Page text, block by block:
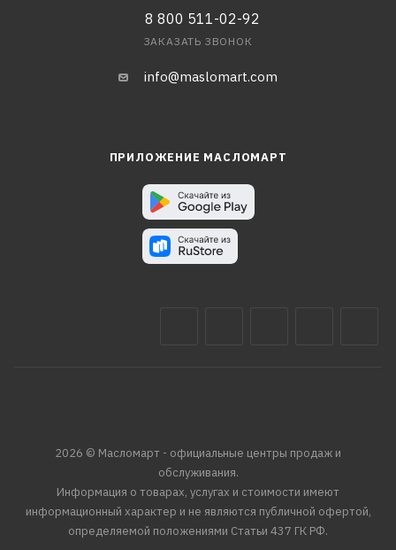
8 800 511-02-92
ЗАКАЗАТЬ ЗВОНОК
info@maslomart.com
ПРИЛОЖЕНИЕ МАСЛОМАРТ
2026 © Масломарт - официальные центры продаж и
обслуживания.
Информация о товарах, услугах и стоимости имеют
информационный характер и не являются публичной офертой,
определяемой положениями Статьи 437 ГК РФ.